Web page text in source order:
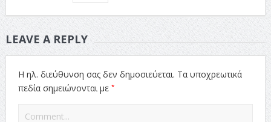
LEAVE A REPLY
Η ηλ. διεύθυνση σας δεν δημοσιεύεται. Τα υποχρεωτικά
πεδία σημειώνονται με *